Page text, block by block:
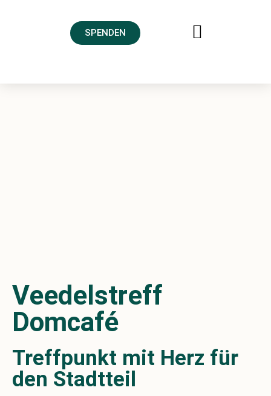
SPENDEN
Veedelstreff
Domcafé
Treffpunkt mit Herz für
den Stadtteil